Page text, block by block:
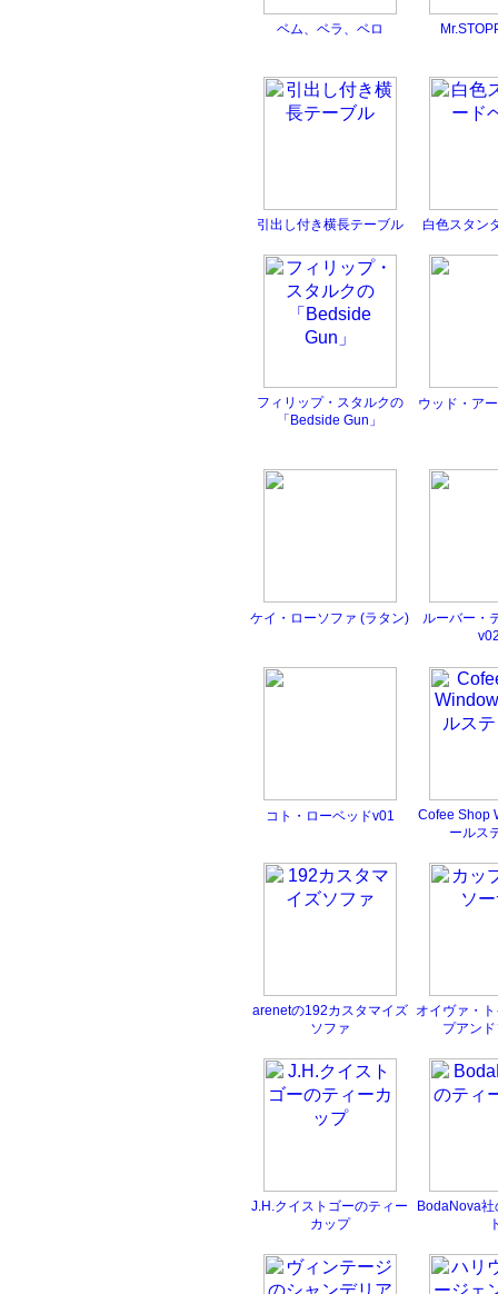
ベム、ベラ、ベロ
引出し付き横長テーブル 白色スタン
フィリップ・スタルクの
「Bedside Gun」
ウッド・ア
ケイ・ローソファ (ラタン)
ルーバー・
コト・ローベッドv01
Cofee Shop
ールス
arenetの192カスタマイズ
ソファ
オイヴァ・
プアン
J.H.クイストゴーのティー
カップ
BodaNova